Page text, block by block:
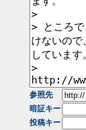
参照先
暗証キー
投稿キー